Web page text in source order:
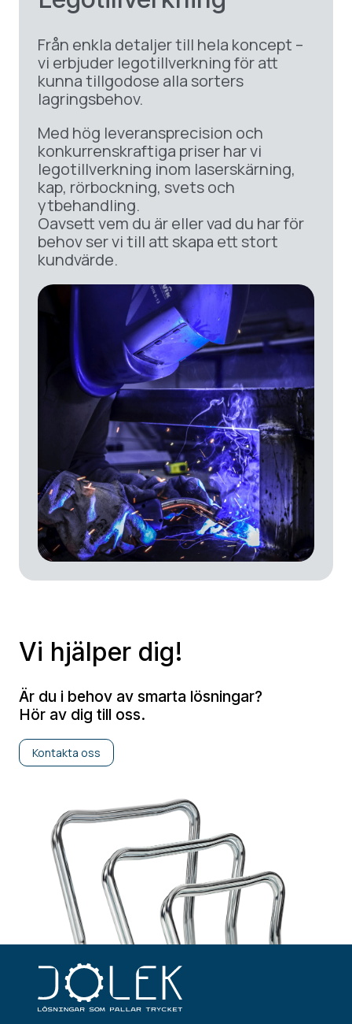
Från enkla detaljer till hela koncept –
vi erbjuder legotillverkning för att
kunna tillgodose alla sorters
lagringsbehov.
Med hög leveransprecision och
konkurrenskraftiga priser har vi
legotillverkning inom laserskärning,
kap, rörbockning, svets och
ytbehandling.
Oavsett vem du är eller vad du har för
behov ser vi till att skapa ett stort
kundvärde.
Vi hjälper dig!
Är du i behov av smarta lösningar?
Hör av dig till oss.
Kontakta oss